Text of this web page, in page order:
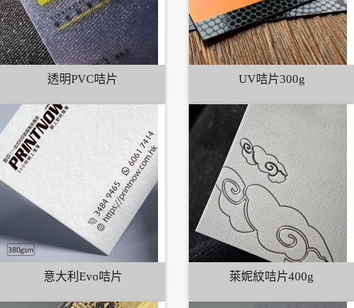
透明PVC咭片 UV咭片300g
意大利Evo咭片 萊妮紋咭片400g